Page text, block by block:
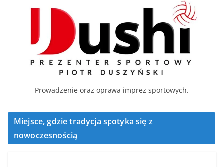
Prowadzenie oraz oprawa imprez sportowych.
Miejsce, gdzie tradycja spotyka się z
nowoczesnością